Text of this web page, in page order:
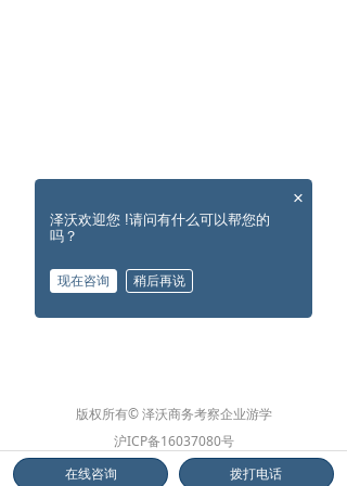
版权所有© 泽沃商务考察企业游学
沪ICP备16037080号
沪公网安备31010902002572号
×
泽沃欢迎您 !请问有什么可以帮您的
吗？
现在咨询 稍后再说
在线咨询 拨打电话